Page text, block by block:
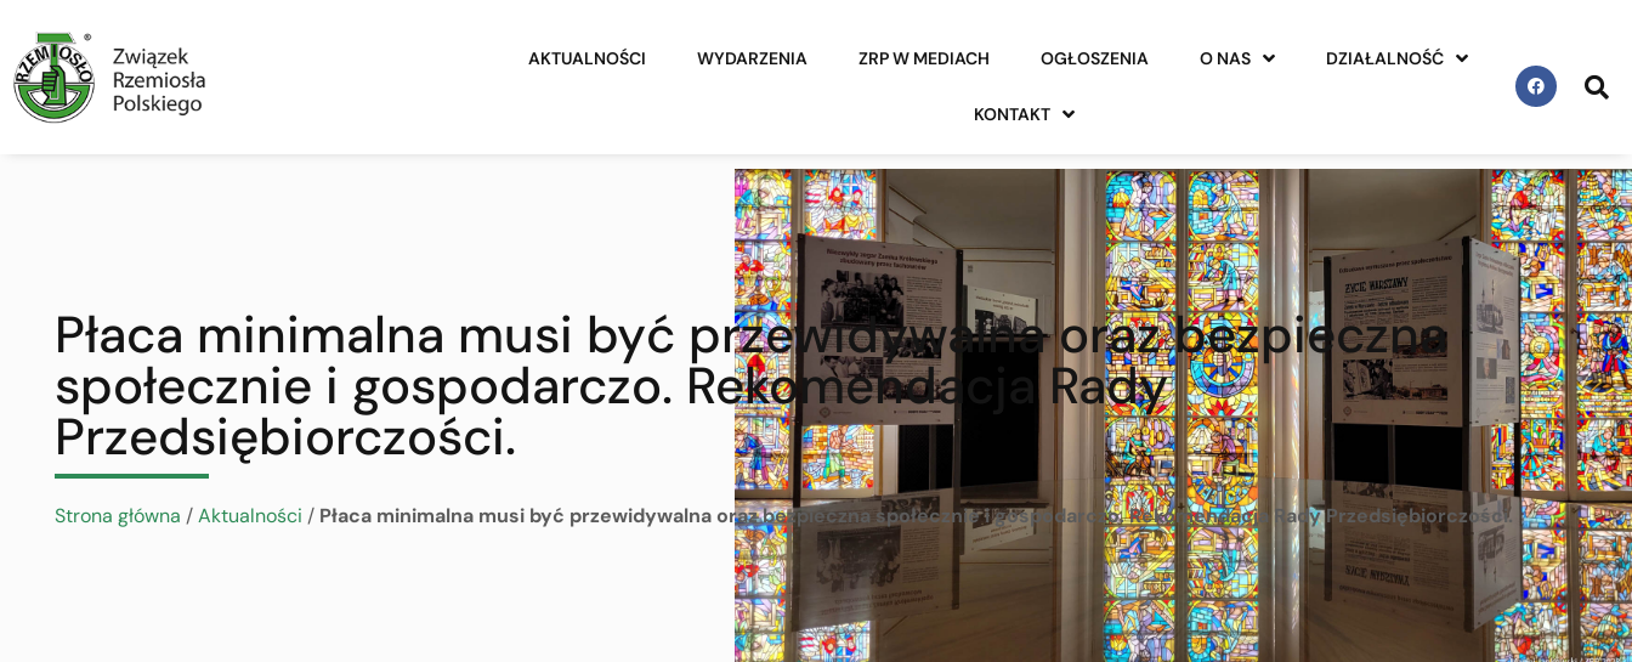
AKTUALNOŚCI WYDARZENIA ZRP W MEDIACH OGŁOSZENIA O NAS DZIAŁALNOŚĆ
KONTAKT
Płaca minimalna musi być przewidywalna oraz bezpieczna
społecznie i gospodarczo. Rekomendacja Rady
Przedsiębiorczości.
Strona główna /Aktualności / Płaca minimalna musi być przewidywalna oraz bezpieczna społecznie i gospodarczo. Rekomendacja Rady Przedsiębiorczości.